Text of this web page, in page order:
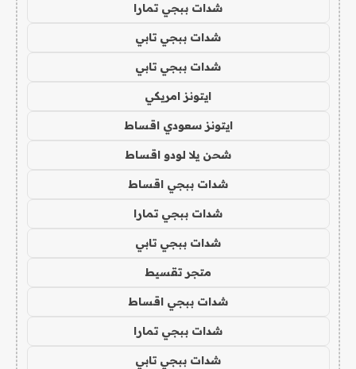
شدات ببجي تمارا
شدات ببجي تابي
شدات ببجي تابي
ايتونز امريكي
ايتونز سعودي اقساط
شحن يلا لودو اقساط
شدات ببجي اقساط
شدات ببجي تمارا
شدات ببجي تابي
متجر تقسيط
شدات ببجي اقساط
شدات ببجي تمارا
شدات ببجي تابي